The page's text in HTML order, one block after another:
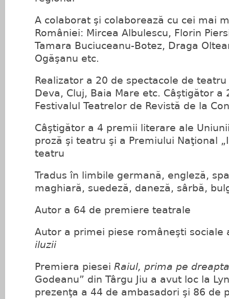
A colaborat şi colaborează cu cei mai
României: Mircea Albulescu, Florin
Tamara Buciuceanu‑Botez, Draga
Ogăşanu etc.
Realizator a 20 de spectacole de
Deva, Cluj, Baia Mare etc. Câştigător a
Festivalul Teatrelor de Revistă de la
Câştigător a 4 premii literare ale
proză şi teatru şi a Premiului Naţional
teatru
Tradus în limbile germană, engleză,
maghiară, suedeză, daneză, sârbă,
Autor a 64 de premiere teatrale
Autor a primei piese româneşti
iluzii
Premiera piesei Raiul, prima pe
Godeanu” din Târgu Jiu a avut loc la
prezenţa a 44 de ambasadori şi 86 de